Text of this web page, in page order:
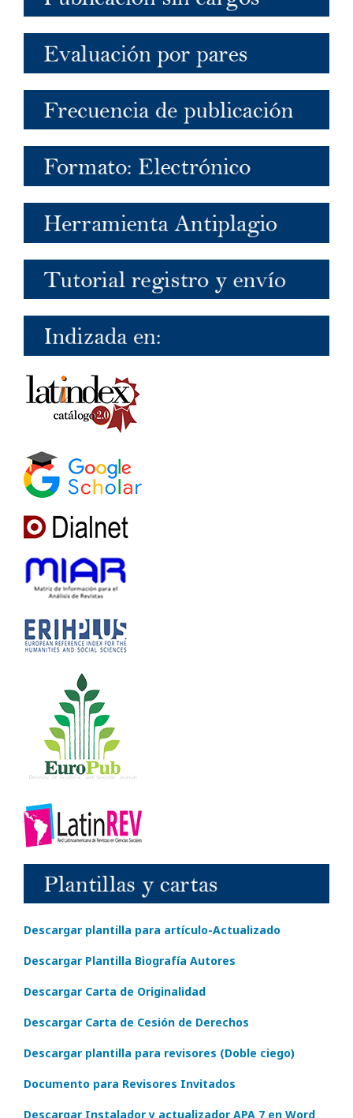
Descargar plantilla para artículo-Actualizado
Descargar Plantilla Biografía Autores
Descargar Carta de Originalidad
Descargar Carta de Cesión de Derechos
Descargar plantilla para revisores (Doble ciego)
Documento para Revisores Invitados
Descargar Instalador y actualizador APA 7 en Word